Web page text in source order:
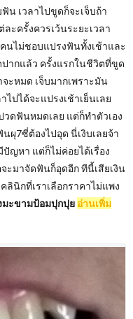
น เวลาไปขูดก็จะเจ็บถ้า
ะครั้งควรเว้นระยะเวลา
นไม่ชอบแปรงฟันทั้งเช้าและ
ากแล้ว ครั้งแรกในชีวิตที่ขูด
ะหมด เจ็บมากเพราะมัน
ไปได้จะแปรงเช้าเย็นเลย
ดฟันหมดเลย แต่ก็ทำตัวเอง
ผุ7ซี่ต้องไปอุด นี่เงิบเลยจ้า
ปัญหา แต่ก็ไม่ค่อยได้เรื่อง
ะมาจัดฟันก็อุดอีก ทีนี้เสียเงิน
ลินิกที่เราเลือกราคาไม่แพง
ะขามป้อมปุกปุย อ่านเพิ่ม